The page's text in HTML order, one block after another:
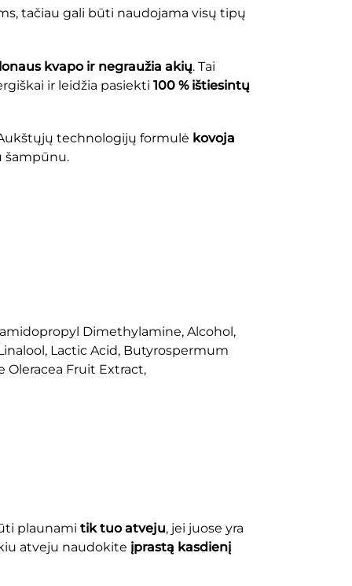
tačiau gali būti naudojama visų tipų
kvapo ir negraužia akių. Tai
ir leidžia pasiekti 100 % ištiesintų
technologijų formulė kovoja
šampūnu.
Dimethylamine, Alcohol,
Lactic Acid, Butyrospermum
Oleracea Fruit Extract,
plaunami tik tuo atveju, jei juose yra
atveju naudokite įprastą kasdienį